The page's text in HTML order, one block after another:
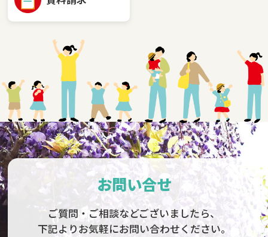
お問い合せ
ご質問・ご相談などございましたら、
下記よりお気軽にお問い合わせください。